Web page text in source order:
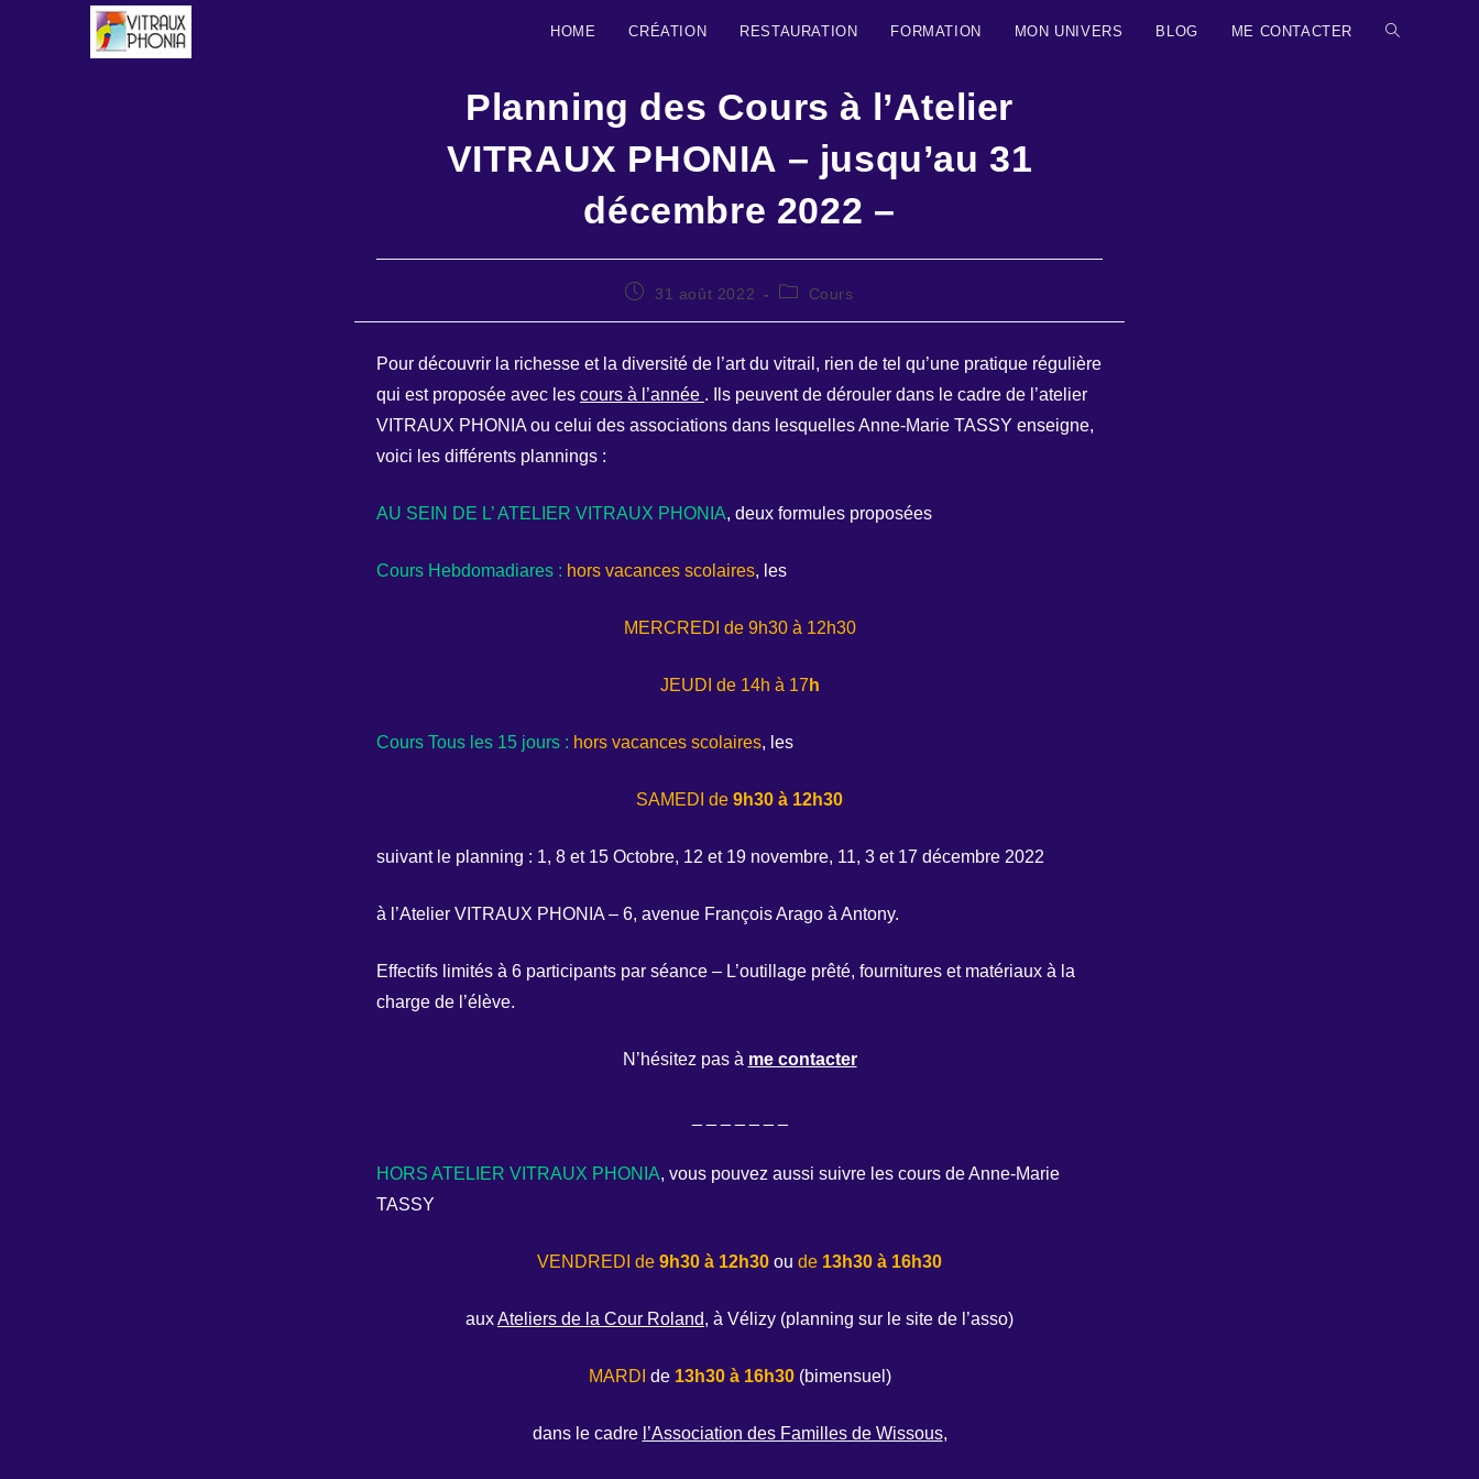
HOME CRÉATION RESTAURATION FORMATION MON UNIVERS BLOG ME CONTACTER TOGGLE
Planning des Cours à l’Atelier
VITRAUX PHONIA – jusqu’au 31
décembre 2022 –
Publication
31 août 2022
PostCours
Pour découvrir la richesse et la diversité de l’art du vitrail, rien de tel qu’une pratique régulière
qui est proposée avec les cours à l’année . Ils peuvent de dérouler dans le cadre de l’atelier
VITRAUX PHONIA ou celui des associations dans lesquelles Anne-Marie TASSY enseigne,
voici les différents plannings :
AU SEIN DE L’ ATELIER VITRAUX PHONIA, deux formules proposées
Cours Hebdomadiares : hors vacances scolaires, les
MERCREDI de 9h30 à 12h30
JEUDI de 14h à 17 h
Cours Tous les 15 jours : hors vacances scolaires, les
SAMEDI de 9h30 à 12h30
suivant le planning : 1, 8 et 15 Octobre, 12 et 19 novembre, 11, 3 et 17 décembre 2022
à l’Atelier VITRAUX PHONIA – 6, avenue François Arago à Antony.
Effectifs limités à 6 participants par séance – L’outillage prêté, fournitures et matériaux à la
charge de l’élève.
N’hésitez pas à me contacter
HORS ATELIER VITRAUX PHONIA, vous pouvez aussi suivre les cours de Anne-Marie
TASSY
VENDREDI de 9h30 à 12h30 ou de 13h30 à 16h30
auxAteliers de la Cour Roland, à Vélizy (planning sur le site de l’asso)
MARDI de 13h30 à 16h30(bimensuel)
dans le cadre l’Association des Familles de Wissous,